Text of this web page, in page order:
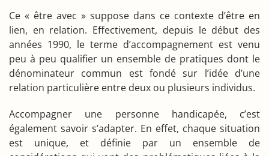
Ce « être avec » suppose dans ce contexte d’être en
lien, en relation. Effectivement, depuis le début des
années 1990, le terme d’accompagnement est venu
peu à peu qualifier un ensemble de pratiques dont le
dénominateur commun est fondé sur l’idée d’une
relation particulière entre deux ou plusieurs individus.
Accompagner une personne handicapée, c’est
également savoir s’adapter. En effet, chaque situation
est unique, et définie par un ensemble de